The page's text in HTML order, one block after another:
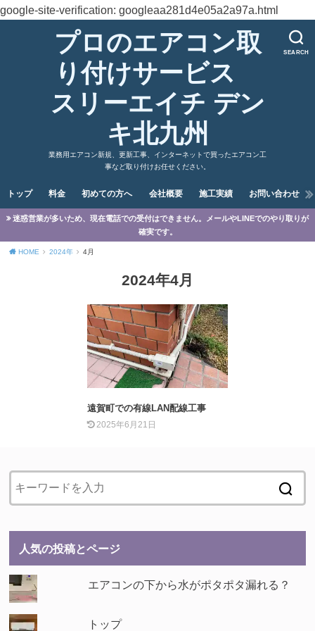
google-site-verification: googleaa281d4e05a2a97a.html
SEARCH
プロのエアコン取
り付けサービス
スリーエイチ デン
キ北九州
業務用エアコン新規、更新工事、インターネットで買ったエアコン工
事など取り付けお任せください。
トップ 料金 初めての方へ 会社概要 施工実績 お問い合わせ
迷惑営業が多いため、現在電話での受付はできません。メールやLINEでのやり取りが
確実です。
HOME 2024年 4月
2024年4月
遠賀町での有線LAN配線工事
2025年6月21日
人気の投稿とページ
エアコンの下から水がポタポタ漏れる？
トップ